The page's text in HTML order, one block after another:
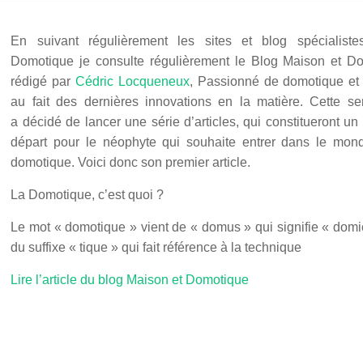
En suivant régulièrement les sites et blog
Domotique je consulte régulièrement le Blog Maison et
rédigé parCédric Locqueneux, Passionné de domotique et
au fait des dernières innovations en la matière. Cette
a décidé de lancer une série d’articles, qui constitueront un
départ pour le néophyte qui souhaite entrer dans le
domotique. Voici donc son premier article.
La Domotique, c’est quoi ?
Le mot « domotique » vient de « domus » qui signifie «
du suffixe « tique » qui fait référence à la technique
Lire l’article du blog Maison et Domotique